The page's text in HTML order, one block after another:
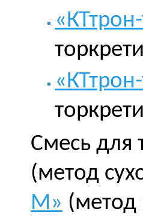
Смесь для
(метод
М» (метод